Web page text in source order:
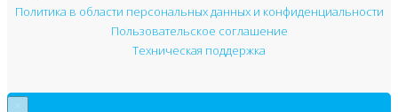
Политика в области персональных данных и конфиденциальности
Пользовательское соглашение
Техническая поддержка